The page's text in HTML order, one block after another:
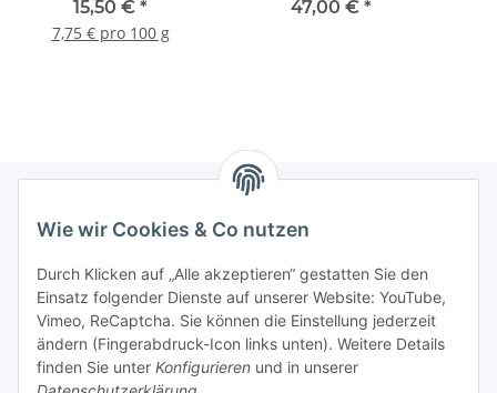
Wie wir Cookies & Co nutzen
Durch Klicken auf „Alle akzeptieren“ gestatten Sie den
Einsatz folgender Dienste auf unserer Website: YouTube,
Vimeo, ReCaptcha. Sie können die Einstellung jederzeit
ändern (Fingerabdruck-Icon links unten). Weitere Details
finden Sie unter Konfigurieren und in unserer
15,50 € *
7,75 € pro 100 g
47,00 € *
Informationen
Gesetzliche Informationen
Mein Konto